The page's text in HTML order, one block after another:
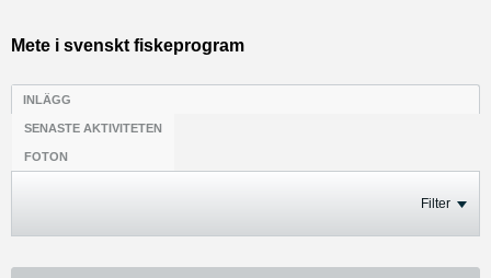
Mete i svenskt fiskeprogram
INLÄGG
SENASTE AKTIVITETEN
FOTON
Filter